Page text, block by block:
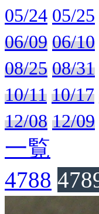
05/24 05/25
06/09 06/10
08/25 08/31
10/11 10/17
12/08 12/09
一覧
4788